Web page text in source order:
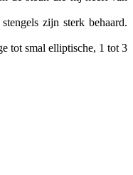
zijn sterk behaard.
tot smal elliptische, 1 tot 3